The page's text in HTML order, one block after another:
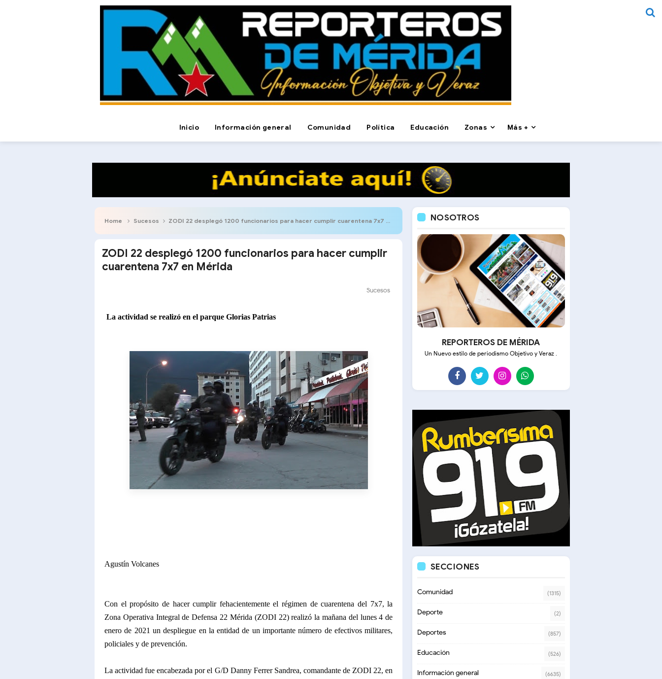
Inicio Información general Comunidad Política Educación Zonas Más +
Home Sucesos ZODI 22 desplegó 1200 funcionarios para hacer cumplir cuarentena 7x7 en Mérida
ZODI 22 desplegó 1200 funcionarios para hacer cumplir
cuarentena 7x7 en Mérida
Sucesos
La actividad se realizó en el parque Glorias Patrias
Agustín Volcanes
Con el propósito de hacer cumplir fehacientemente el régimen de cuarentena del 7x7, la
Zona Operativa Integral de Defensa 22 Mérida (ZODI 22) realizó la mañana del lunes 4 de
enero de 2021 un despliegue en la entidad de un importante número de efectivos militares,
policiales y de prevención.
La actividad fue encabezada por el G/D Danny Ferrer Sandrea, comandante de ZODI 22, en
NOSOTROS
REPORTEROS DE MÉRIDA
Un Nuevo estilo de periodismo Objetivo y Veraz .
SECCIONES
Comunidad (1315)
Deporte (2)
Deportes (857)
Educación (526)
Información general (6635)